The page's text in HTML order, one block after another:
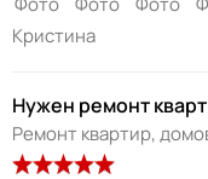
Кристина
Нужен ремонт
Ремонт квартир,